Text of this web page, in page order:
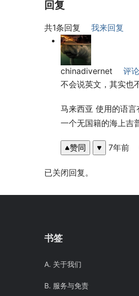
回复
共1条回复 我来回复
chinadivernet
评论
不会说英文，其实也
马来西亚 使用的语
一个无国籍的海上吉
赞同 7年前
已关闭回复。
书签
A. 关于我们
B. 服务与免责